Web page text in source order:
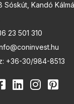
Sóskút, Kandó
23 501 310
+36-30/984-8513